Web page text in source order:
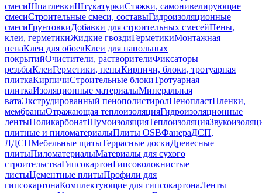
смесиШпатлевкиШтукатуркиСтяжки, самонивелирующие
смесиСтроительные смеси, составыГидроизоляционные
смесиГрунтовкиДобавки для строительных смесейПены,
клеи, герметикиЖидкие гвоздиГерметикиМонтажная
пенаКлеи для обоевКлеи для напольных
покрытийОчистители, растворителиФиксаторы
резьбыКлеиГерметики, пеныКирпичи, блоки, тротуарная
плиткаКирпичиСтроительные блокиТротуарная
плиткаИзоляционные материалыМинеральная
ватаЭкструдированный пенополистиролПенопластПленки,
мембраныОтражающая теплоизоляцияГидроизоляционные
лентыПоликарбонатШумоизоляцияТеплоизоляция
плитные и пиломатериалыПлиты OSBФанераДСП,
ЛДСПМебельные щитыТеррасные доскиДревесные
плитыПиломатериалыМатериалы для сухого
строительстваГипсокартонГипсоволокнистые
листыЦементные плитыПрофили для
гипсокартонаКомплектующие для гипсокартонаЛенты